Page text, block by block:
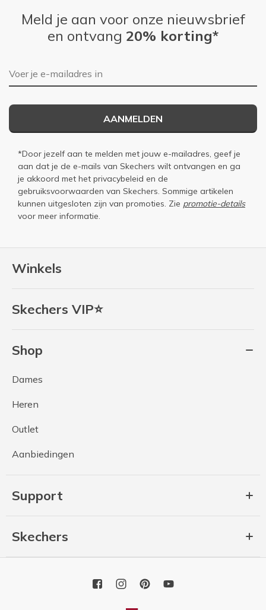
Winkels
Skechers VIP⭐
Shop
Dames
Heren
Outlet
Aanbiedingen
Support
Skechers
Meld je aan voor onze nieuwsbrief
en ontvang 20% korting*
E-mailadres
AANMELDEN
*Door jezelf aan te melden met jouw e-mailadres, geef je
aan dat je de e-mails van Skechers wilt ontvangen en ga
je akkoord met het privacybeleid en de
gebruiksvoorwaarden van Skechers. Sommige artikelen
kunnen uitgesloten zijn van promoties. Zie promotie-details
voor meer informatie.